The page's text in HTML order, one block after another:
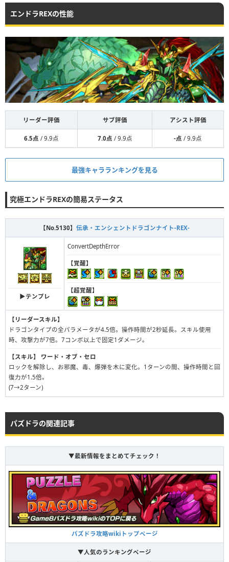
エンドラREXの性能
リーダー評価 サブ評価 アシスト評価
6.5点 / 9.9点 7.0点 / 9.9点 -点 / 9.9点
最強キャラランキングを見る
究極エンドラREXの簡易ステータス
【No.5130】 伝承・エンシェントドラゴンナイト-REX-
▶︎テンプレ
ConvertDepthError
【覚醒】
【超覚醒】
【リーダースキル】
ドラゴンタイプの全パラメータが4.5倍。操作時間が2秒延長。スキル使用
時、攻撃力が7倍。7コンボ以上で固定1ダメージ。
【スキル】
ワード・オブ・セロ
ロックを解除し、お邪魔、毒、爆弾を木に変化。1ターンの間、操作時間と回
復力が1.5倍。
(7→2ターン)
パズドラの関連記事
▼最新情報をまとめてチェック！
パズドラ攻略wikiトップページ
▼人気のランキングページ